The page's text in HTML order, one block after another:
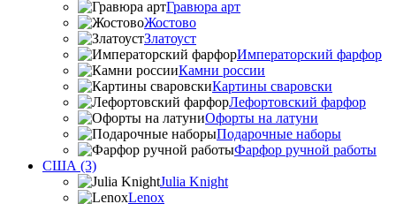
Гравюра арт
Жостово
Златоуст
Императорский фарфор
Камни россии
Картины сваровски
Лефортовский фарфор
Офорты на латуни
Подарочные наборы
Фарфор ручной работы
США (3)
Julia Knight
Lenox